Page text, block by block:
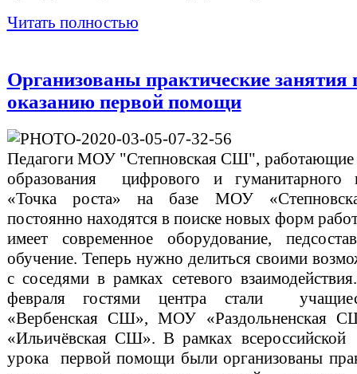
Читать полностью
Организованы практические занятия
оказанию первой помощи
Педагоги МОУ "Степновская СШ", работающие
образования цифрового и гуманитарного
«Точка роста» на базе МОУ
постоянно находятся в поиске новых форм
имеет современное оборудование,
обучение. Теперь нужно делиться своими
с соседями в рамках сетевого
февраля гостями центра стали
«Вербенская СШ», МОУ «Раздольненская
«Ильичёвская СШ». В рамках
урока первой помощи были организованы